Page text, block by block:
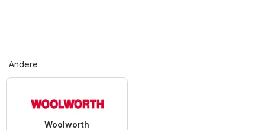
Andere
Woolworth